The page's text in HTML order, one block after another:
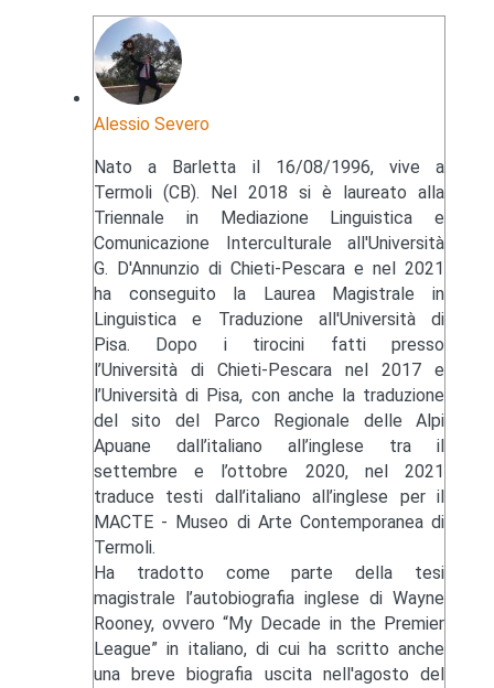
Alessio Severo
Nato a Barletta il 16/08/1996, vive a
Termoli (CB). Nel 2018 si è laureato alla
Triennale in Mediazione Linguistica e
Comunicazione Interculturale all'Università
G. D'Annunzio di Chieti-Pescara e nel 2021
ha conseguito la Laurea Magistrale in
Linguistica e Traduzione all'Università di
Pisa. Dopo i tirocini fatti presso
l’Università di Chieti-Pescara nel 2017 e
l’Università di Pisa, con anche la traduzione
del sito del Parco Regionale delle Alpi
Apuane dall’italiano all’inglese tra il
settembre e l’ottobre 2020, nel 2021
traduce testi dall’italiano all’inglese per il
MACTE - Museo di Arte Contemporanea di
Termoli.
Ha tradotto come parte della tesi
magistrale l’autobiografia inglese di Wayne
Rooney, ovvero “My Decade in the Premier
League” in italiano, di cui ha scritto anche
una breve biografia uscita nell'agosto del